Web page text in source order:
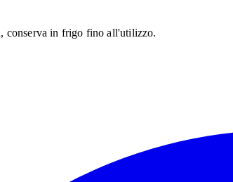
conserva in frigo fino all'utilizzo.